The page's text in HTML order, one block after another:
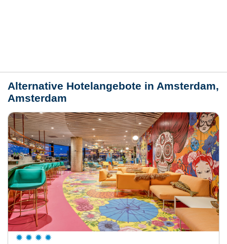
Alternative Hotelangebote in Amsterdam,
Amsterdam